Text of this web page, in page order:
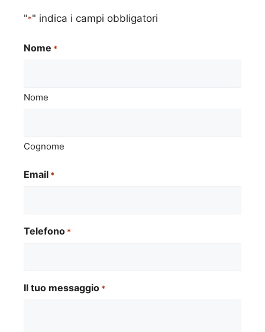
"*" indica i campi obbligatori
Nome *
Nome
Cognome
Email *
Telefono *
Il tuo messaggio *